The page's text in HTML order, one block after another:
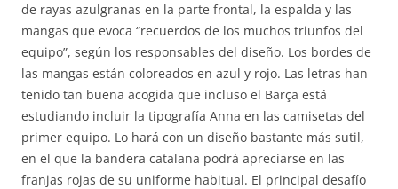
de rayas azulgranas en la parte frontal, la espalda y las
mangas que evoca “recuerdos de los muchos triunfos del
equipo”, según los responsables del diseño. Los bordes de
las mangas están coloreados en azul y rojo. Las letras han
tenido tan buena acogida que incluso el Barça está
estudiando incluir la tipografía Anna en las camisetas del
primer equipo. Lo hará con un diseño bastante más sutil,
en el que la bandera catalana podrá apreciarse en las
franjas rojas de su uniforme habitual. El principal desafío